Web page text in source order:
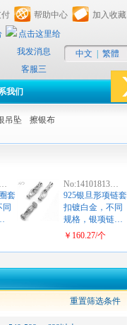
客服三
中文 繁體
帮助中心 加入收藏
我们
吊坠 擦银布
套
同
No:14101813…
925银旦形项链套
扣镀白金，不同
规格，银项链…
￥160.27/个
重置筛选条件